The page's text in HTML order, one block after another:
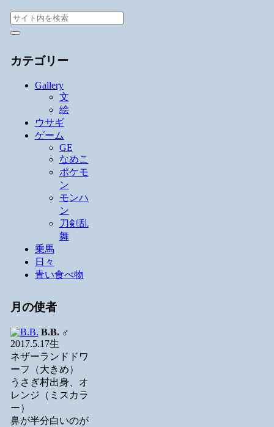
カテゴリー
Gallery
文
絵
ウサギ
ゲーム
GE
なめこ
ポケモ
ン
モンハ
ン
刀剣乱
舞
乗馬
日々
青い食べ物
月の使者
B.B.♂
2017.5.17生
ネザーランドドワ
ーフ（大きめ）
うさぎ村出身、オ
レンジ（ミスカラ
ー）
鼻が半分白いのが